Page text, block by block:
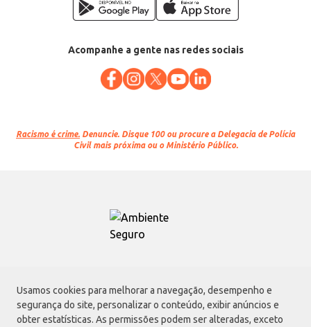
Usamos cookies para melhorar a navegação, desempenho e
segurança do site, personalizar o conteúdo, exibir anúncios e
obter estatísticas. As permissões podem ser alteradas, exceto
Acompanhe a gente nas redes sociais
Racismo é crime. Denuncie. Disque 100 ou procure a Delegacia de Polícia
Civil mais próxima ou o Ministério Público.
Atacadão S.A.
Avenida Morvan Dias de Figueiredo, 6169, Vila Maria, São Paulo - SP | CEP
02170-901 | CNPJ: 75.315.333/0001-09